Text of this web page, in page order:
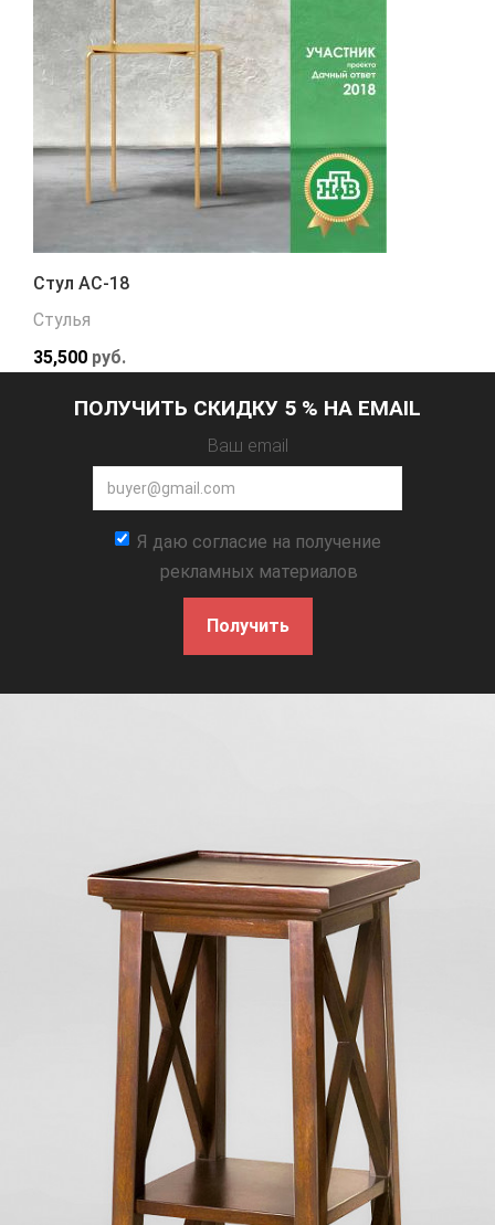
Стул АС-18
Стулья
35,500 руб.
ПОЛУЧИТЬ СКИДКУ 5 % НА EMAIL
Ваш email
Я даю согласие на получение
рекламных материалов
Получить